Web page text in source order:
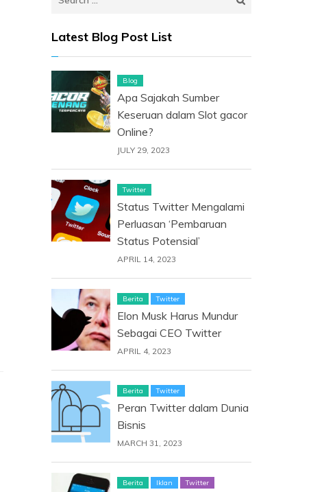
Latest Blog Post List
Blog
Apa Sajakah Sumber
Keseruan dalam Slot gacor
Online?
JULY 29, 2023
Twitter
Status Twitter Mengalami
Perluasan ‘Pembaruan
Status Potensial’
APRIL 14, 2023
Berita Twitter
Elon Musk Harus Mundur
Sebagai CEO Twitter
APRIL 4, 2023
Berita Twitter
Peran Twitter dalam Dunia
Bisnis
MARCH 31, 2023
Berita Iklan Twitter